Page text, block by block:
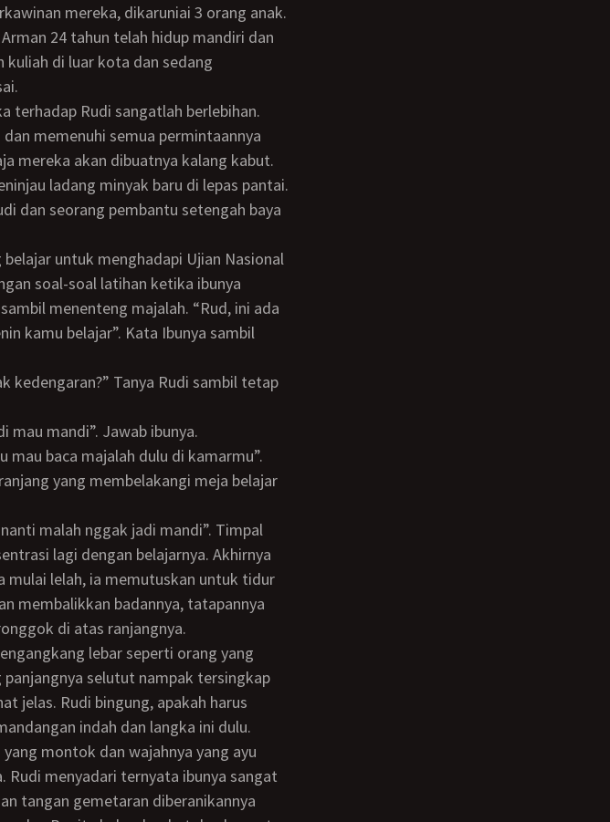
mereka, dikaruniai 3 orang anak.
24 tahun telah hidup mandiri dan
kuliah di luar kota dan sedang
memenuhi semua permintaannya
mereka akan dibuatnya kalang kabut.
dan seorang pembantu setengah baya
soal-soal latihan ketika ibunya
menenteng majalah. “Rud, ini ada
kamu belajar”. Kata Ibunya sambil
mau mandi”. Jawab ibunya.
yang membelakangi meja belajar
lagi dengan belajarnya. Akhirnya
mulai lelah, ia memutuskan untuk tidur
membalikkan badannya, tatapannya
di atas ranjangnya.
selutut nampak tersingkap
jelas. Rudi bingung, apakah harus
indah dan langka ini dulu.
Rudi menyadari ternyata ibunya sangat
tangan gemetaran diberanikannya